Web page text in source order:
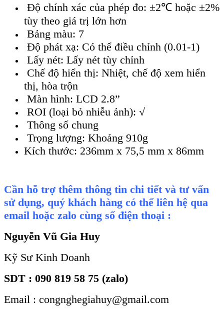
Độ chính xác của phép đo: ±2℃ hoặc ±2%
tùy theo giá trị lớn hơn
Bảng màu: 7
Độ phát xạ: Có thể điều chỉnh (0.01-1)
Lấy nét: Lấy nét tùy chỉnh
Chế độ hiển thị: Nhiệt, chế độ xem hiển
thị, hòa trộn
Màn hình: LCD 2.8”
ROI (loại bỏ nhiễu ảnh): √
Thông số chung
Trọng lượng: Khoảng 910g
Kích thước: 236mm x 75,5 mm x 86mm
Cần hỗ trợ thêm thông tin chi tiết và tư vấn
sử dụng, quý khách hàng có thể liên hệ qua
email hoặc zalo cùng số điện thoại :
Nguyễn Vũ Gia Huy
Kỹ Sư Kinh Doanh
SDT : 090 819 58 75 (zalo)
Email : congnghegiahuy@gmail.com